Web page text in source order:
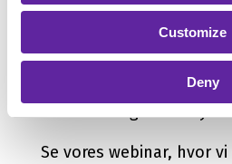
Customize
Deny
IT-systemer, som med
kan optimeres og gøres
kan hjælpe dig med at
gang, uden at det bliver
Se vores webinar, hvor vi